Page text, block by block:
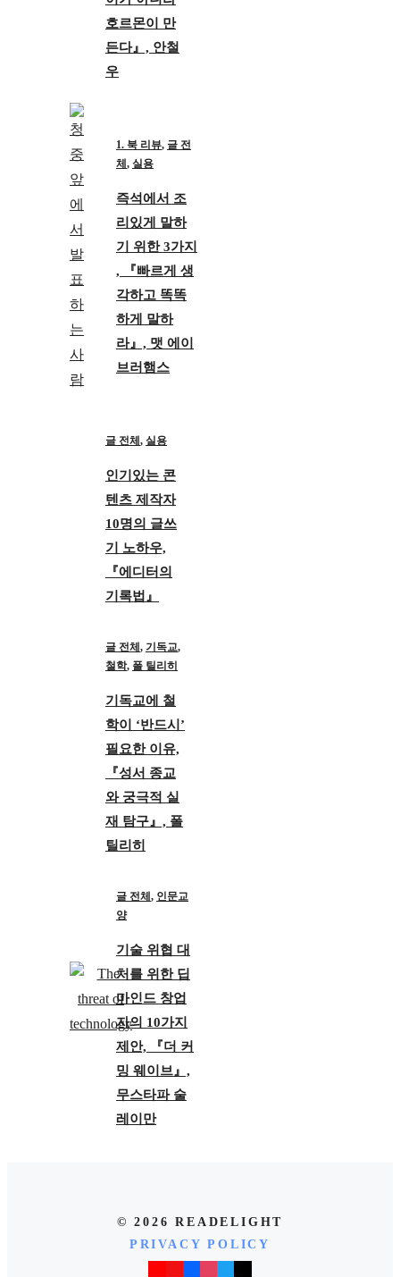
호르몬이 만
든다』, 안철
우
1. 북 리뷰, 글 전
체 , 실용
즉석에서 조
리있게 말하
기 위한 3가지
, 『빠르게 생
각하고 똑똑
하게 말하
라』, 맷 에이
브러햄스
글 전체 , 실용
인기있는 콘
텐츠 제작자
10명의 글쓰
기 노하우,
『에디터의
기록법』
글 전체 , 기독교,
철학, 폴 틸리히
기독교에 철
학이 ‘반드시’
필요한 이유,
『성서 종교
와 궁극적 실
재 탐구』, 폴
틸리히
글 전체 , 인문교
양
기술 위협 대
처를 위한 딥
마인드 창업
자의 10가지
제안, 『더 커
밍 웨이브』,
무스타파 술
레이만
© 2026 READELIGHT
PRIVACY POLICY